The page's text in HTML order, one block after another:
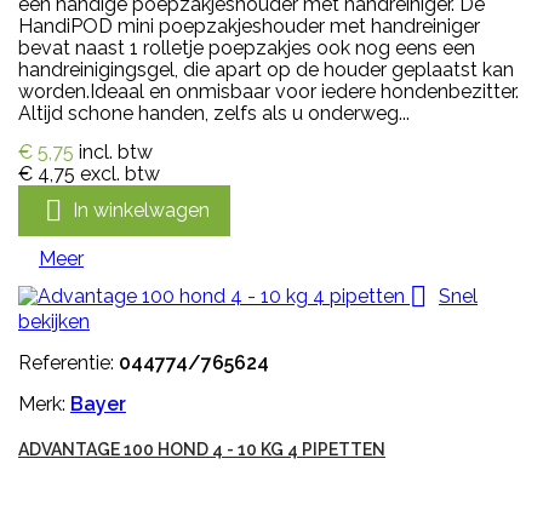
een handige poepzakjeshouder met handreiniger. De
HandiPOD mini poepzakjeshouder met handreiniger
bevat naast 1 rolletje poepzakjes ook nog eens een
handreinigingsgel, die apart op de houder geplaatst kan
worden.Ideaal en onmisbaar voor iedere hondenbezitter.
Altijd schone handen, zelfs als u onderweg...
€ 5,75 incl. btw
€ 4,75 excl. btw
 In winkelwagen
Meer

Snel
bekijken
Referentie: 044774/765624
Merk: Bayer
ADVANTAGE 100 HOND 4 - 10 KG 4 PIPETTEN